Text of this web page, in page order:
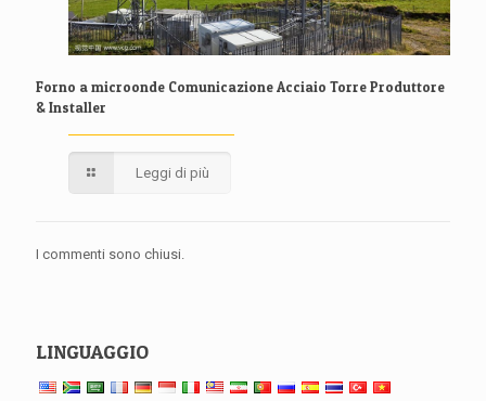
Forno a microonde Comunicazione Acciaio Torre Produttore
& Installer
Leggi di più
I commenti sono chiusi.
LINGUAGGIO